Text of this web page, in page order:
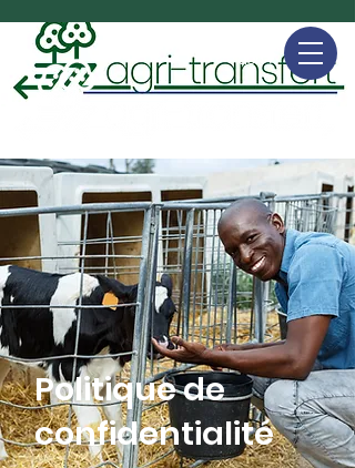
don ♥
Politique de
confidentialité